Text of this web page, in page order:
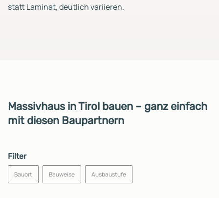
statt Laminat, deutlich variieren.
Massivhaus in Tirol bauen – ganz einfach
mit diesen Baupartnern
Filter
Bauort Bauweise Ausbaustufe